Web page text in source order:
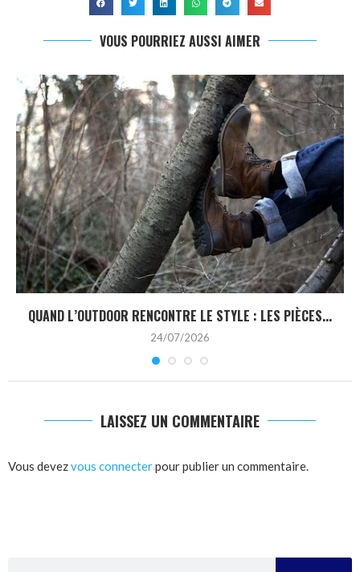
VOUS POURRIEZ AUSSI AIMER
QUAND L’OUTDOOR RENCONTRE LE STYLE : LES PIÈCES...
24/07/2026
LAISSEZ UN COMMENTAIRE
Vous devezvous connecterpour publier un commentaire.